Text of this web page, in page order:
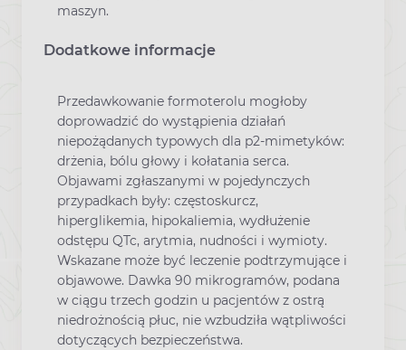
maszyn.
Dodatkowe informacje
Przedawkowanie formoterolu mogłoby
doprowadzić do wystąpienia działań
niepożądanych typowych dla p2-mimetyków:
drżenia, bólu głowy i kołatania serca.
Objawami zgłaszanymi w pojedynczych
przypadkach były: częstoskurcz,
hiperglikemia, hipokaliemia, wydłużenie
odstępu QTc, arytmia, nudności i wymioty.
Wskazane może być leczenie podtrzymujące i
objawowe. Dawka 90 mikrogramów, podana
w ciągu trzech godzin u pacjentów z ostrą
niedrożnością płuc, nie wzbudziła wątpliwości
dotyczących bezpieczeństwa.